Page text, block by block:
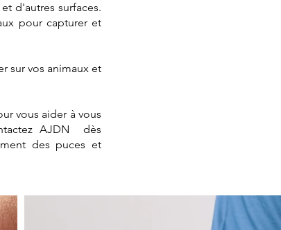
d'autres surfaces.
pour capturer et
sur vos animaux et
vous aider à vous
AJDN dès
des puces et